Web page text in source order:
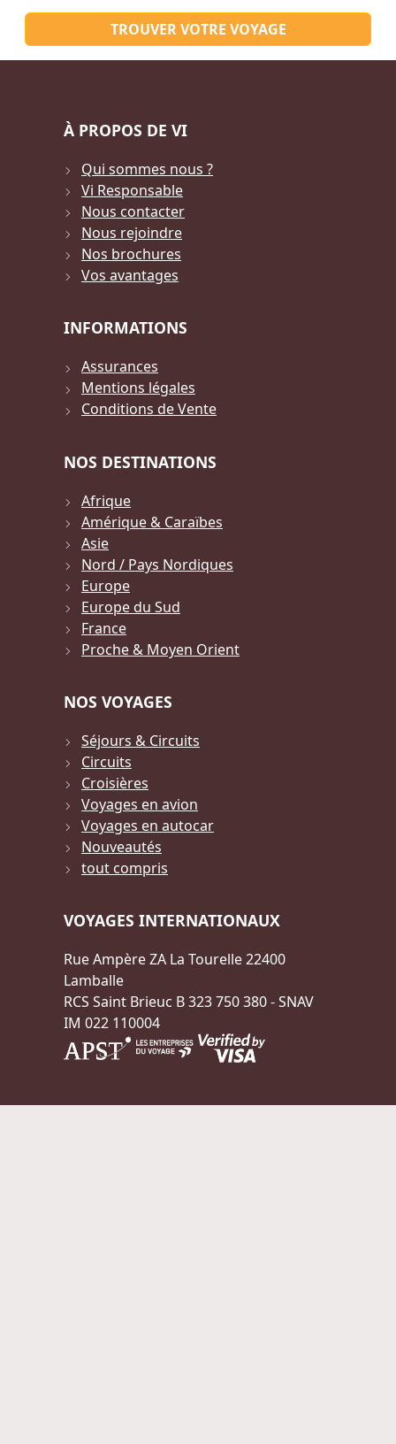
TROUVER VOTRE VOYAGE
À PROPOS DE VI
Qui sommes nous ?
Vi Responsable
Nous contacter
Nous rejoindre
Nos brochures
Vos avantages
INFORMATIONS
Assurances
Mentions légales
Conditions de Vente
NOS DESTINATIONS
Afrique
Amérique & Caraïbes
Asie
Nord / Pays Nordiques
Europe
Europe du Sud
France
Proche & Moyen Orient
NOS VOYAGES
Séjours & Circuits
Circuits
Croisières
Voyages en avion
Voyages en autocar
Nouveautés
tout compris
VOYAGES INTERNATIONAUX
Rue Ampère ZA La Tourelle 22400
Lamballe
RCS Saint Brieuc B 323 750 380 - SNAV
IM 022 110004